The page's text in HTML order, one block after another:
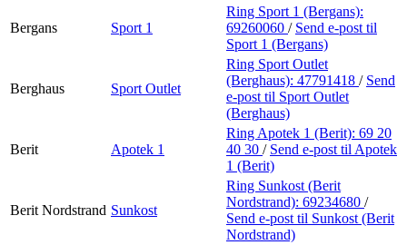
Bergans Sport 1
Ring Sport 1 (Bergans):
69260060 / Send e-post til
Sport 1 (Bergans)
Berghaus Sport Outlet
Ring Sport Outlet
(Berghaus): 47791418 / Send
e-post til Sport Outlet
(Berghaus)
Berit Apotek 1
Ring Apotek 1 (Berit): 69 20
40 30 / Send e-post til Apotek
1 (Berit)
Berit Nordstrand Sunkost
Ring Sunkost (Berit
Nordstrand): 69234680 /
Send e-post til Sunkost (Berit
Nordstrand)